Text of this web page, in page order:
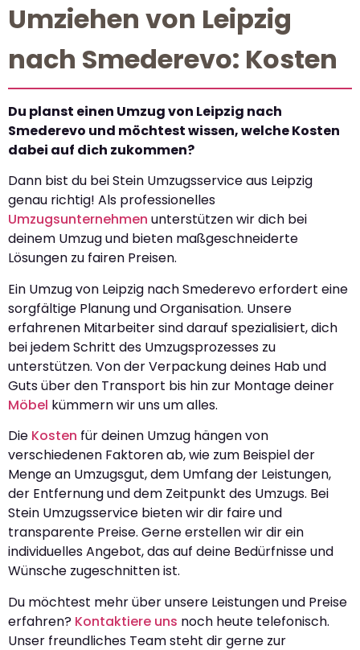
Umziehen von Leipzig
nach Smederevo: Kosten
Du planst einen Umzug von Leipzig nach
Smederevo und möchtest wissen, welche Kosten
dabei auf dich zukommen?
Dann bist du bei Stein Umzugsservice aus Leipzig
genau richtig! Als professionelles
Umzugsunternehmen unterstützen wir dich bei
deinem Umzug und bieten maßgeschneiderte
Lösungen zu fairen Preisen.
Ein Umzug von Leipzig nach Smederevo erfordert eine
sorgfältige Planung und Organisation. Unsere
erfahrenen Mitarbeiter sind darauf spezialisiert, dich
bei jedem Schritt des Umzugsprozesses zu
unterstützen. Von der Verpackung deines Hab und
Guts über den Transport bis hin zur Montage deiner
Möbel kümmern wir uns um alles.
Die Kosten für deinen Umzug hängen von
verschiedenen Faktoren ab, wie zum Beispiel der
Menge an Umzugsgut, dem Umfang der Leistungen,
der Entfernung und dem Zeitpunkt des Umzugs. Bei
Stein Umzugsservice bieten wir dir faire und
transparente Preise. Gerne erstellen wir dir ein
individuelles Angebot, das auf deine Bedürfnisse und
Wünsche zugeschnitten ist.
Du möchtest mehr über unsere Leistungen und Preise
erfahren? Kontaktiere uns noch heute telefonisch.
Unser freundliches Team steht dir gerne zur